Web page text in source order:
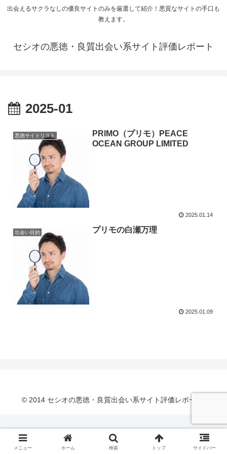
出会えるサクラなしの優良サイトのみを厳選して紹介！悪質なサイトの手口も
教えます。
セシオの悪徳・良質出会い系サイト評価レポート
2025-01
悪徳サイトリスト
PRIMO（プリモ）PEACE
OCEAN GROUP LIMITED
2025.01.14
出会い目的 プリモの白瀬万理
2025.01.09
© 2014 セシオの悪徳・良質出会い系サイト評価レポート.
メニュー ホーム 検索 トップ サイドバー